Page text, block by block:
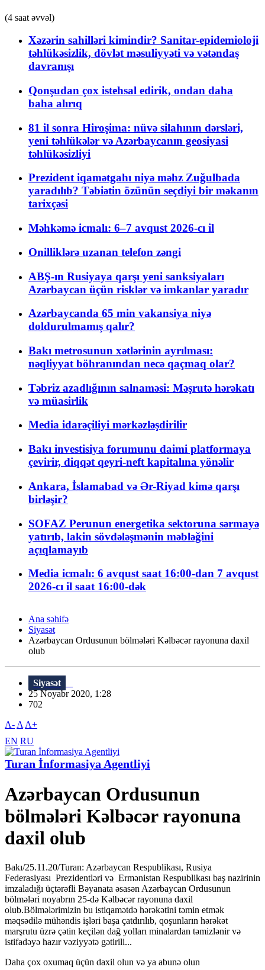
(4 saat əvvəl)
Xəzərin sahilləri kimindir? Sanitar-epidemioloji
təhlükəsizlik, dövlət məsuliyyəti və vətəndaş
davranışı
Qonşudan çox istehsal edirik, ondan daha
baha alırıq
81 il sonra Hiroşima: nüvə silahının dərsləri,
yeni təhlükələr və Azərbaycanın geosiyasi
təhlükəsizliyi
Prezident iqamətgahı niyə məhz Zuğulbada
yaradılıb? Təbiətin özünün seçdiyi bir məkanın
tarixçəsi
Məhkəmə icmalı: 6–7 avqust 2026-cı il
Onilliklərə uzanan telefon zəngi
ABŞ-ın Rusiyaya qarşı yeni sanksiyaları
Azərbaycan üçün risklər və imkanlar yaradır
Azərbaycanda 65 min vakansiya niyə
doldurulmamış qalır?
Bakı metrosunun xətlərinin ayrılması:
nəqliyyat böhranından necə qaçmaq olar?
Təbriz azadlığının salnaməsi: Məşrutə hərəkatı
və müasirlik
Media idarəçiliyi mərkəzləşdirilir
Bakı investisiya forumunu daimi platformaya
çevirir, diqqət qeyri-neft kapitalına yönəlir
Ankara, İslamabad və Ər-Riyad kimə qarşı
birləşir?
SOFAZ Perunun energetika sektoruna sərmayə
yatırıb, lakin sövdələşmənin məbləğini
açıqlamayıb
Media icmalı: 6 avqust saat 16:00-dan 7 avqust
2026-cı il saat 16:00-dək
Ana səhifə
Siyasət
Azərbaycan Ordusunun bölmələri Kəlbəcər rayonuna daxil
olub
Siyasət
25 Noyabr 2020, 1:28
702
A- A A+
EN RU
Turan İnformasiya Agentliyi
Azərbaycan Ordusunun
bölmələri Kəlbəcər rayonuna
daxil olub
Bakı/25.11.20/Turan: Azərbaycan Respublikası, Rusiya
Federasiyası Prezidentləri və Ermənistan Respublikası baş nazirinin
imzaladığı üçtərəfli Bəyanata əsasən Azərbaycan Ordusunun
bölmələri noyabrın 25-də Kəlbəcər rayonuna daxil
olub.Bölmələrimizin bu istiqamətdə hərəkətini təmin etmək
məqsədilə mühəndis işləri başa çatdırılıb, qoşunların hərəkət
marşrutu üzrə çətin keçilən dağ yolları minalardan təmizlənir və
istifadəyə hazır vəziyyətə gətirili...
Daha çox oxumaq üçün daxil olun və ya abunə olun